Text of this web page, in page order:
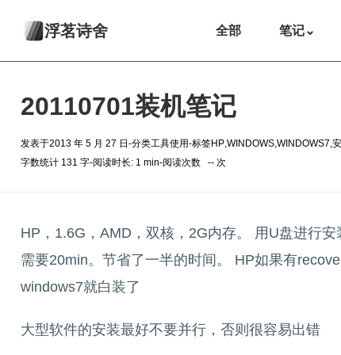
浮茗诗舍 全部 笔记⌄
20110701装机笔记
发表于2013 年 5 月 27 日 -分类工具使用-标签HP,WINDOWS,WINDOWS7,
字数统计 131 字-阅读时长: 1 min-阅读次数 -- 次
HP，1.6G，AMD，双核，2G内存。 用U盘进行
需要20min。节省了一半的时间。 HP如果有
windows7就白装了
大型软件的安装最好不要并行，否则很容易出错